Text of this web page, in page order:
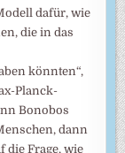
dafür, wie
die in das
könnten“,
Planck-
Bonobos
dann
die Frage, wie